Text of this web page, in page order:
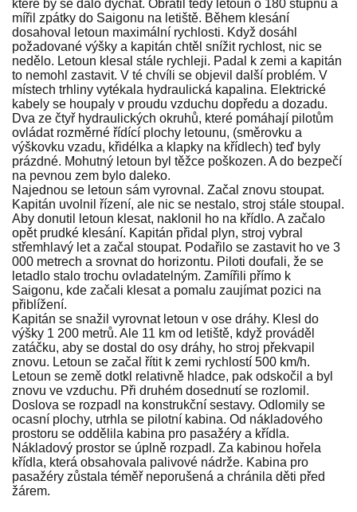
které by se dalo dýchat. Obrátil tedy letoun o 180 stupňů a
mířil zpátky do Saigonu na letiště. Během klesání
dosahoval letoun maximální rychlosti. Když dosáhl
požadované výšky a kapitán chtěl snížit rychlost, nic se
nedělo. Letoun klesal stále rychleji. Padal k zemi a kapitán
to nemohl zastavit. V té chvíli se objevil další problém. V
místech trhliny vytékala hydraulická kapalina. Elektrické
kabely se houpaly v proudu vzduchu dopředu a dozadu.
Dva ze čtyř hydraulických okruhů, které pomáhají pilotům
ovládat rozměrné řídící plochy letounu, (směrovku a
výškovku vzadu, křidélka a klapky na křídlech) teď byly
prázdné. Mohutný letoun byl těžce poškozen. A do bezpečí
na pevnou zem bylo daleko.
Najednou se letoun sám vyrovnal. Začal znovu stoupat.
Kapitán uvolnil řízení, ale nic se nestalo, stroj stále stoupal.
Aby donutil letoun klesat, naklonil ho na křídlo. A začalo
opět prudké klesání. Kapitán přidal plyn, stroj vybral
střemhlavý let a začal stoupat. Podařilo se zastavit ho ve 3
000 metrech a srovnat do horizontu. Piloti doufali, že se
letadlo stalo trochu ovladatelným. Zamířili přímo k
Saigonu, kde začali klesat a pomalu zaujímat pozici na
přiblížení.
Kapitán se snažil vyrovnat letoun v ose dráhy. Klesl do
výšky 1 200 metrů. Ale 11 km od letiště, když prováděl
zatáčku, aby se dostal do osy dráhy, ho stroj překvapil
znovu. Letoun se začal řítit k zemi rychlostí 500 km/h.
Letoun se země dotkl relativně hladce, pak odskočil a byl
znovu ve vzduchu. Při druhém dosednutí se rozlomil.
Doslova se rozpadl na konstrukční sestavy. Odlomily se
ocasní plochy, utrhla se pilotní kabina. Od nákladového
prostoru se oddělila kabina pro pasažéry a křídla.
Nákladový prostor se úplně rozpadl. Za kabinou hořela
křídla, která obsahovala palivové nádrže. Kabina pro
pasažéry zůstala téměř neporušená a chránila děti před
žárem.